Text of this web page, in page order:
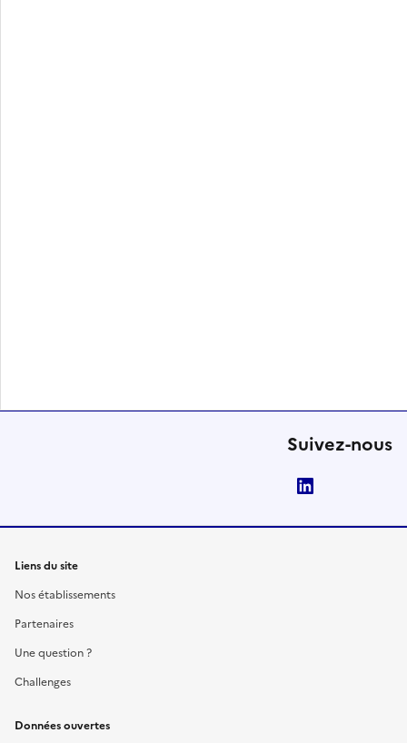
Suivez-nous
Liens du site
Nos établissements
Partenaires
Une question ?
Challenges
Données ouvertes